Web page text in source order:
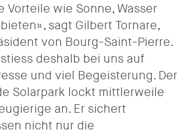
Vorteile wie Sonne, Wasser
sagt Gilbert Tornare,
von Bourg-Saint-Pierre.
deshalb bei uns auf
und viel Begeisterung. Der
Solarpark lockt mittlerweile
an. Er sichert
nicht nur die